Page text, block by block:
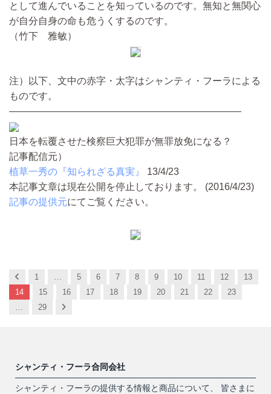
として進んでいることを知っているのです。無知と無関心
が自分自身の命も危うくするのです。
（竹下 雅敏）
注）以下、文中の赤字・太字はシャンティ・フーラによる
ものです。
————————————————————————
日本を転覆させた検察巨大犯罪が無罪放免になる？
記事配信元）
植草一秀の『知られざる真実』
13/4/23
本記事文章は現在公開を停止しております。 (2016/4/23)
記事の提供元にてご覧ください。
Previous
1 5 6 7 8 9 10 11 12
13
14
15 16 17 18 19 20 21 22
23
29 Next
シャンティ・フーラ合同会社
シャンティ・フーラの提供する情報と商品について、 皆さまに